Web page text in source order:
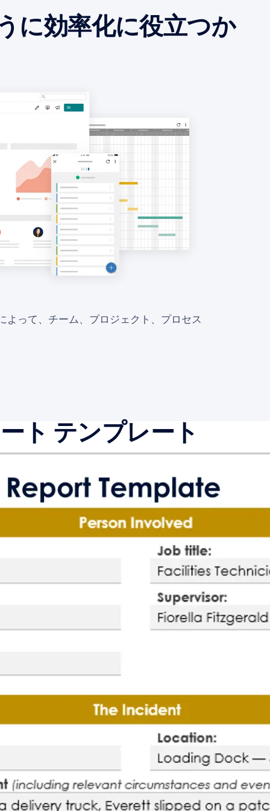
に効率化に役立つか
って、チーム、プロジェクト、プロセス
ト テンプレート